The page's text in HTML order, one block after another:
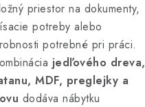
priestor na dokumenty,
potreby alebo
potrebné pri práci.
jedľového dreva,
MDF, preglejky a
dodáva nábytku